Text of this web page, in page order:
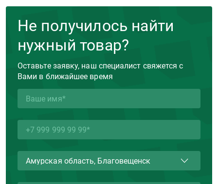
Не получилось найти
нужный товар?
Оставьте заявку, наш специалист свяжется с
Вами в ближайшее время